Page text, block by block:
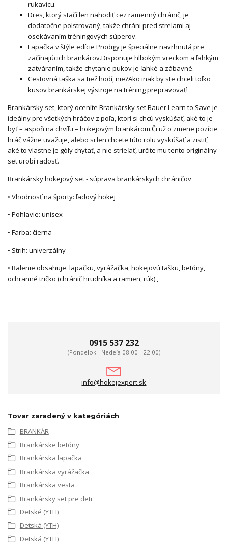
rukavicu.
Dres, ktorý stačí len nahodiť cez ramenný chránič, je
dodatočne polstrovaný, takže chráni pred strelami aj
osekávaním tréningových súperov.
Lapačka v štýle edície Prodigy je špeciálne navrhnutá pre
začínajúcich brankárov.Disponuje hlbokým vreckom a ľahkým
zatváraním, takže chytanie pukov je ľahké a zábavné.
Cestovná taška sa tiež hodí, nie?Ako inak by ste chceli toľko
kusov brankárskej výstroje na tréning prepravovať!
Brankársky set, ktorý oceníte Brankársky set Bauer Learn to Save je
ideálny pre všetkých hráčov z poľa, ktorí si chcú vyskúšať, aké to je
byť – aspoň na chvíľu – hokejovým brankárom.Či už o zmene pozície
hráč vážne uvažuje, alebo si len chcete túto rolu vyskúšať a zistiť,
aké to vlastne je góly chytať, a nie strieľať, určite mu tento originálny
set urobí radosť.
Brankársky hokejový set - súprava brankárskych chráničov
• Vhodnosť na športy: ľadový hokej
• Pohlavie: unisex
• Farba: čierna
• Strih: univerzálny
• Balenie obsahuje: lapačku, vyrážačka, hokejovú tašku, betóny,
ochranné tričko (chránič hrudníka a ramien, rúk) ,
0915 537 232
(Pondelok - Nedeľa 08.00 - 22.00)
info@hokejexpert.sk
Tovar zaradený v kategóriách
BRANKÁR
Brankárske betóny
Brankárska lapačka
Brankárska vyrážačka
Brankárska vesta
Brankársky set pre deti
Detské (YTH)
Detská (YTH)
Detská (YTH)